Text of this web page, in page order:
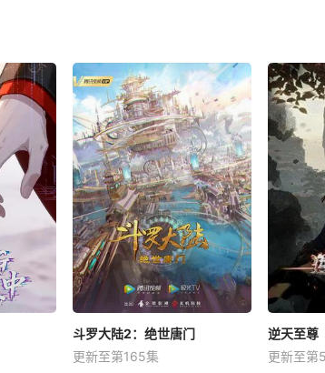
斗罗大陆2：绝世唐门
更新至第165集
逆天至尊
更新至第